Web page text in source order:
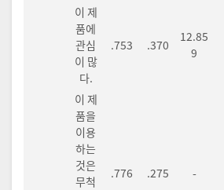
이 제
품에
관심
이 많
다.
.753 .370
12.85
9
이 제
품을
이용
하는
것은
무척
.776 .275 -